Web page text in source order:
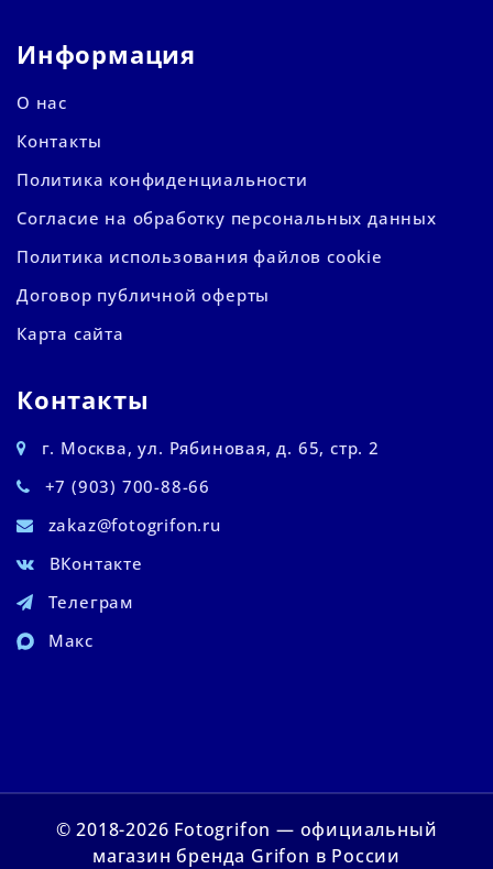
Информация
О нас
Контакты
Политика конфиденциальности
Согласие на обработку персональных данных
Политика использования файлов cookie
Договор публичной оферты
Карта сайта
Контакты
г. Москва, ул. Рябиновая, д. 65, стр. 2
+7 (903) 700-88-66
zakaz@fotogrifon.ru
ВКонтакте
Телеграм
Макс
© 2018-2026 Fotogrifon — официальный
магазин бренда Grifon в России